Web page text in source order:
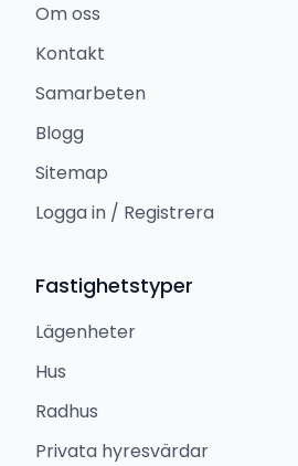
Om oss
Kontakt
Samarbeten
Blogg
Sitemap
Logga in / Registrera
Fastighetstyper
Lägenheter
Hus
Radhus
Privata hyresvärdar